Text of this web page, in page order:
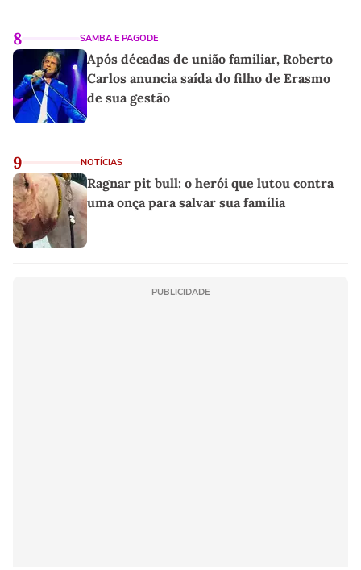
8 SAMBA E PAGODE
Após décadas de união familiar, Roberto
Carlos anuncia saída do filho de Erasmo
de sua gestão
9 NOTÍCIAS
Ragnar pit bull: o herói que lutou contra
uma onça para salvar sua família
PUBLICIDADE